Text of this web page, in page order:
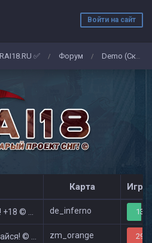
Войти на сайт
✅ / Форум / Demo (Скриншоты)
Карта
Public de_inferno 13/
Show zm_orange 29/